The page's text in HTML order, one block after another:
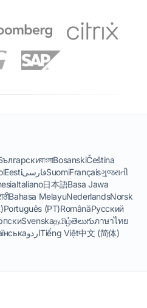
বাংলাBosanskiČeština
EestiفارسیSuomiFrançaisગુજરાતી
Italiano日本語Basa Jawa
Bahasa MelayuNederlandsNorsk
Português (PT)RomânăРусский
Svenskaதமிழ்తెలుగుภาษาไทย
اردوTiếng Việt中文 (简体)